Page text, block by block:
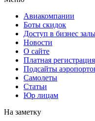
Авиакомпании
Боты скидок
Доступ в бизнес
Новости
О сайте
Платная регистрация
Подсайты
Самолеты
Статьи
Юр лицам
На заметку